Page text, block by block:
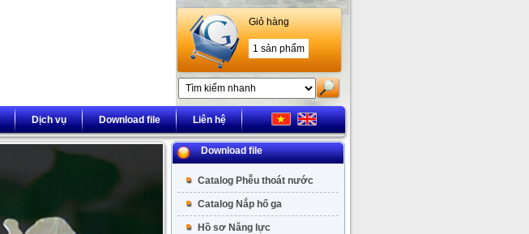
Giỏ hàng
1 sản phẩm
Dịch vụ Download file Liên hệ
Download file
Catalog Phễu thoát nước
Catalog Nắp hố ga
Hồ sơ Năng lực